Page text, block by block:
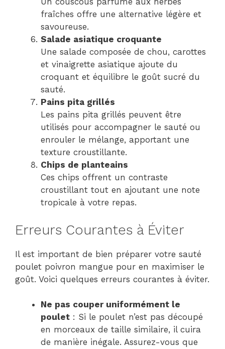
fraîches offre une alternative légère et
savoureuse.
Salade asiatique croquante
Une salade composée de chou, carottes
et vinaigrette asiatique ajoute du
croquant et équilibre le goût sucré du
sauté.
Pains pita grillés
Les pains pita grillés peuvent être
utilisés pour accompagner le sauté ou
enrouler le mélange, apportant une
texture croustillante.
Chips de planteains
Ces chips offrent un contraste
croustillant tout en ajoutant une note
tropicale à votre repas.
Erreurs Courantes à Éviter
Il est important de bien préparer votre sauté
poulet poivron mangue pour en maximiser le
goût. Voici quelques erreurs courantes à éviter.
Ne pas couper uniformément le
poulet : Si le poulet n’est pas découpé
en morceaux de taille similaire, il cuira
de manière inégale. Assurez-vous que